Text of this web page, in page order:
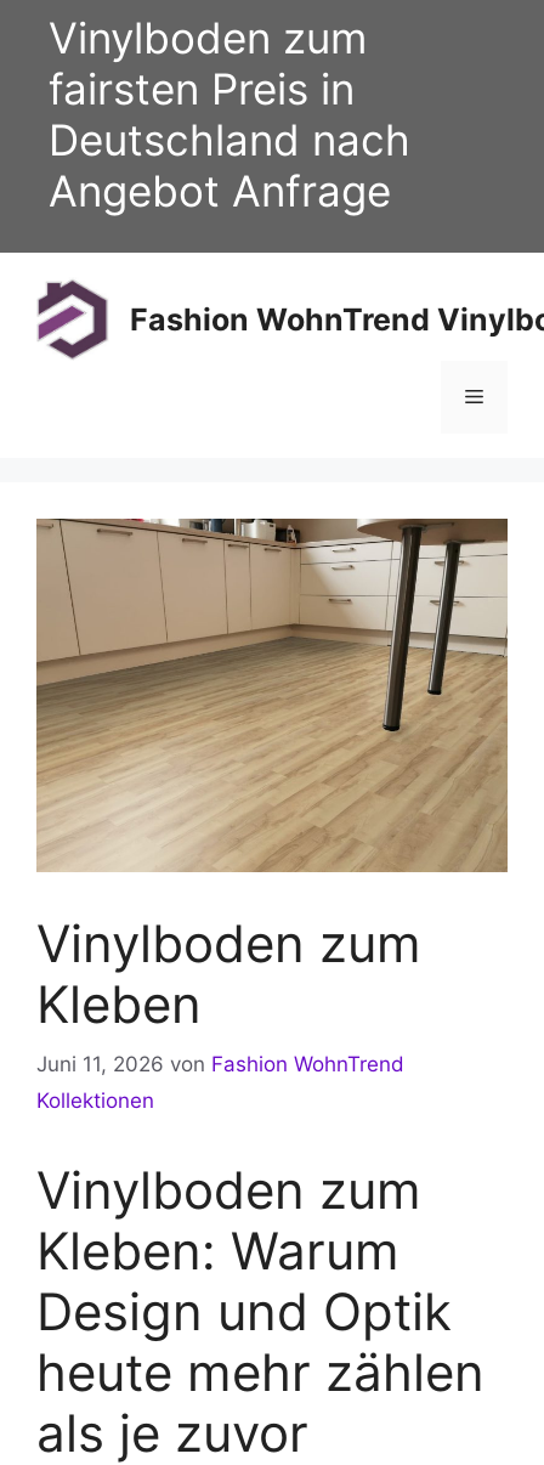
springen
Vinylboden zum
fairsten Preis in
Deutschland nach
Angebot Anfrage
Fashion WohnTrend
Menü
Vinylboden zum
Kleben
Juni 11, 2026 von Fashion WohnTrend
Kollektionen
Vinylboden zum
Kleben: Warum
Design und Optik
heute mehr zählen
als je zuvor